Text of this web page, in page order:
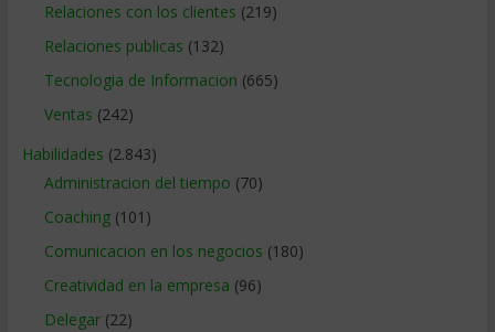
Relaciones con los clientes (219)
Relaciones publicas (132)
Tecnologia de Informacion (665)
Ventas (242)
Habilidades (2.843)
Administracion del tiempo (70)
Coaching(101)
Comunicacion en los negocios (180)
Creatividad en la empresa (96)
Delegar(22)